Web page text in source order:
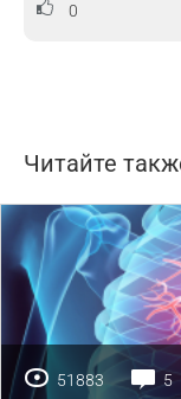
0
Читайте
51883 5